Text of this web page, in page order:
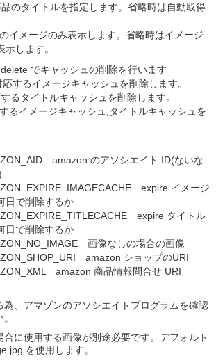
のタイトルを指定します。省略時は自動取得
イメージのみ表示します。省略時はイメージ
示します。
でキャッシュの削除を行います
するイメージキャッシュを削除します。
るタイトルキャッシュを削除します。
るイメージキャッシュ,タイトルキャッシュを
amazon のアソシエイト ID(ないな
expire イメージ
日で削除するか
expire タイトル
日で削除するか
画像なしの場合の画像
amazon ショップのURI
amazon 商品情報問合せ URI
為、アマゾンのアソシエイトプログラムを確認
合に使用する画像が別途必要です。デフォルト
を使用します。